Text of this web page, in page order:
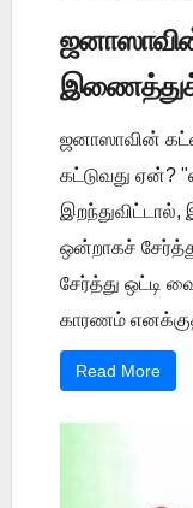
இணைத்துக்
ஜனாஸாவின்
கட்டுவது ஏன்?
ஒன்றாகச்
சேர்த்து ஒட்டி
காரணம்
Read More